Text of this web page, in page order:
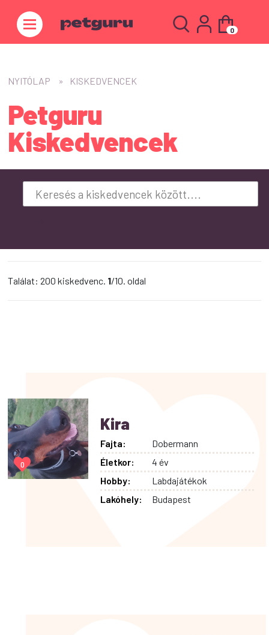
0
NYITÓLAP KISKEDVENCEK
Petguru
Kiskedvencek
Találat: 200 kiskedvenc. 1/10. oldal
0
Kira
Fajta:
Dobermann
Életkor:
4 év
Hobby:
Labdajátékok
Lakóhely:
Budapest